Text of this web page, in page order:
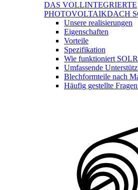
DAS VOLLINTEGRIERTE
PHOTOVOLTAIKDACH
Unsere realisierungen
Eigenschaften
Vorteile
Spezifikation
Wie funktioniert
Umfassende
Blechformteile nach
Häufig gestellte